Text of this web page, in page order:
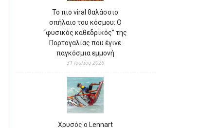
Το πιο viral θαλάσσιο
σπήλαιο του κόσμου: Ο
“φυσικός καθεδρικός” της
Πορτογαλίας που έγινε
παγκόσμια εμμονή
31 Ιουλίου 2026
Χρυσός ο Lennart